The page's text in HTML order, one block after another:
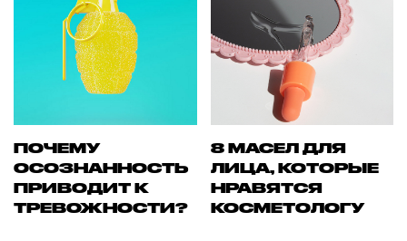
ПОЧЕМУ
ОСОЗНАННОСТЬ
ПРИВОДИТ К
ТРЕВОЖНОСТИ?
8 МАСЕЛ ДЛЯ
ЛИЦА, КОТОРЫЕ
НРАВЯТСЯ
КОСМЕТОЛОГУ